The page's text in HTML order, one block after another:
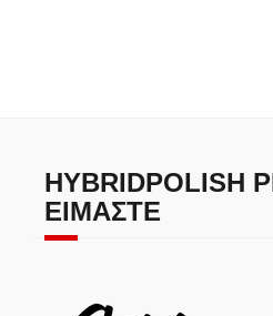
HYBRIDPOLISH
ΕΊΜΑΣΤΕ